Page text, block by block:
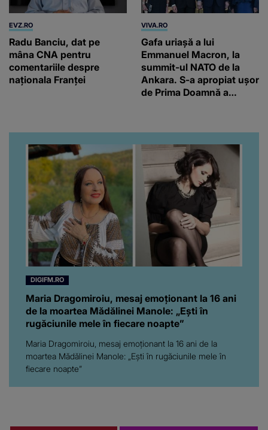
EVZ.RO
Radu Banciu, dat pe
mâna CNA pentru
comentariile despre
naționala Franței
VIVA.RO
Gafa uriașă a lui
Emmanuel Macron, la
summit-ul NATO de la
Ankara. S-a apropiat ușor
de Prima Doamnă a
înconjurul presei
DIGIFM.RO
Maria Dragomiroiu, mesaj emoționant la 16 ani
de la moartea Mădălinei Manole: „Ești în
rugăciunile mele în fiecare noapte”
Maria Dragomiroiu, mesaj emoționant la 16 ani de la
moartea Mădălinei Manole: „Ești în rugăciunile mele în
fiecare noapte”